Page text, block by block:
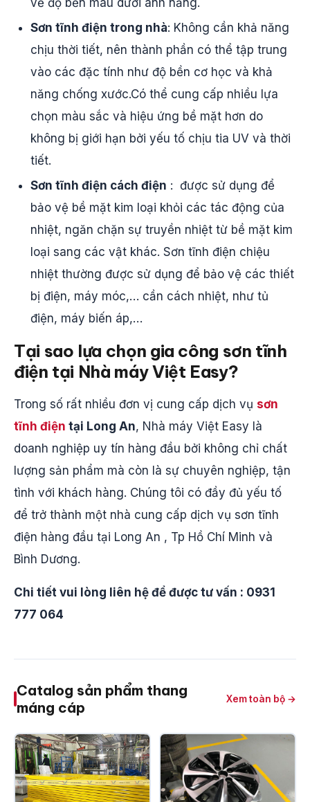
về độ bền màu dưới ánh nắng.
Sơn tĩnh điện trong nhà: Không cần khả năng
chịu thời tiết, nên thành phần có thể tập trung
vào các đặc tính như độ bền cơ học và khả
năng chống xước.Có thể cung cấp nhiều lựa
chọn màu sắc và hiệu ứng bề mặt hơn do
không bị giới hạn bởi yếu tố chịu tia UV và thời
tiết.
Sơn tĩnh điện cách điện : được sử dụng để
bảo vệ bề mặt kim loại khỏi các tác động của
nhiệt, ngăn chặn sự truyền nhiệt từ bề mặt kim
loại sang các vật khác. Sơn tĩnh điện chiệu
nhiệt thường được sử dụng để bảo vệ các thiết
bị điện, máy móc,… cần cách nhiệt, như tủ
điện, máy biến áp,…
Tại sao lựa chọn gia công sơn tĩnh
điện tại Nhà máy Việt Easy?
Trong số rất nhiều đơn vị cung cấp dịch vụ sơn
tĩnh điện tại Long An, Nhà máy Việt Easy là
doanh nghiệp uy tín hàng đầu bởi không chỉ chất
lượng sản phẩm mà còn là sự chuyên nghiệp, tận
tình với khách hàng. Chúng tôi có đầy đủ yếu tố
để trở thành một nhà cung cấp dịch vụ sơn tĩnh
điện hàng đầu tại Long An , Tp Hồ Chí Minh và
Bình Dương.
Chi tiết vui lòng liên hệ để được tư vấn : 0931
777 064
Catalog sản phẩm thang
máng cáp
Xem toàn bộ →